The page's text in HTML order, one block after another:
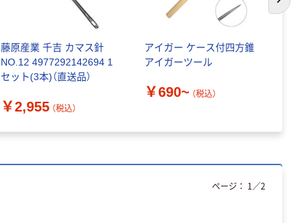
藤原産業 千吉 カマス針
NO.12 4977292142694 1
セット(3本)（直送品）
￥2,955 （税込）
アイガー ケース付四方錐
アイガーツール
￥690~ （税込）
次
ページ： 1 ／2